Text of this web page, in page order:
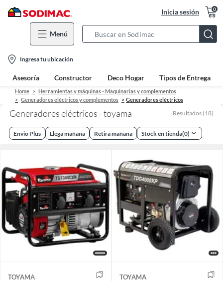
Inicia sesión 0
Menú
Bar
location-
icon
Ingresa tu ubicación
Asesoría Constructor Deco Hogar Tipos de Entrega
Home
Herramientas y máquinas - Maquinarias y complementos
Generadores eléctricos y complementos
Generadores eléctricos
Generadores eléctricos - toyama Resultados (18)
Envio Plus Llega mañana Retira mañana Stock en tienda(0)
TOYAMA TOYAMA